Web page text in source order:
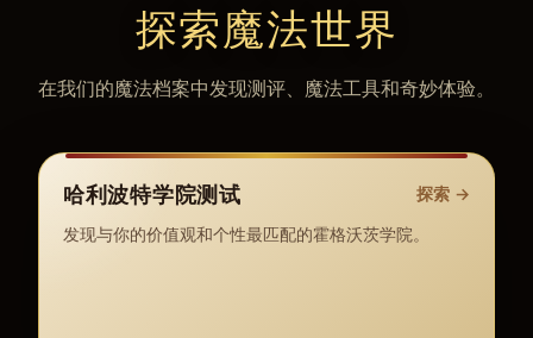
探索魔法世界
在我们的魔法档案中发现测评、魔法工具和奇妙体验。
哈利波特学院测试 探索 →
发现与你的价值观和个性最匹配的霍格沃茨学院。